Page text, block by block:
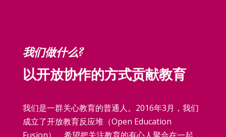
我们做什么?
以开放协作的方式贡献教育
我们是一群关心教育的普通人。2016年3月，我们
成立了开放教育反应堆（Open Education
Fusion），希望把关注教育的有心人聚合在一起，